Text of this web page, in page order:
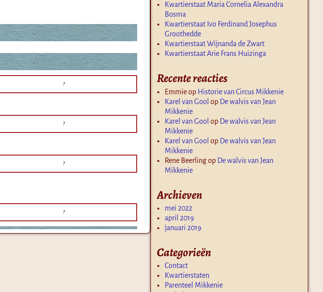
?
?
?
?
Kwartierstaat Maria Cornelia Alexandra
Bosma
Kwartierstaat Ivo Ferdinand Josephus
Groothedde
Kwartierstaat Wijnanda de Zwart
Kwartierstaat Arie Frans Huizinga
Recente reacties
Emmieop Historie van Circus Mikkenie
Karel van Gool op De walvis van Jean
Mikkenie
Karel van Gool op De walvis van Jean
Mikkenie
Karel van Gool op De walvis van Jean
Mikkenie
Rene Beerlingop De walvis van Jean
Mikkenie
Archieven
mei 2022
april 2019
januari 2019
Categorieën
Contact
Kwartierstaten
Parenteel Mikkenie